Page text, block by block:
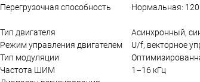
Перегрузочная способность
Нормальная: 120
Тип двигателя
Асинхронный,
Режим управления двигателем
U/f, векторное
Тип модуляции
Частота ШИМ
1–16 кГц